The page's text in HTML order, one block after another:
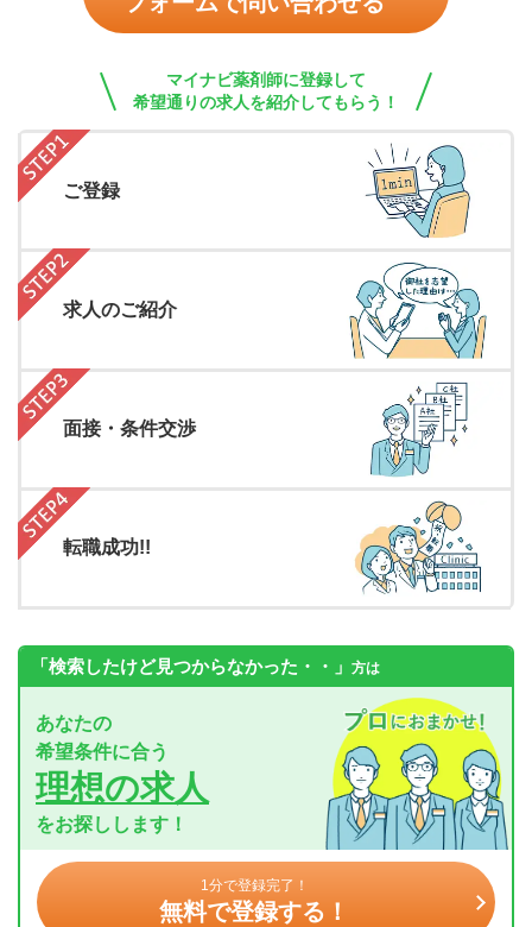
マイナビ薬剤師に登録して
希望通りの求人を紹介してもらう！
ご登録
求人のご紹介
面接・条件交渉
転職成功!!
「検索したけど見つからなかった・・」 方は
あなたの
希望条件に合う
理想の求人
をお探しします！
1分で登録完了！
無料で登録する！